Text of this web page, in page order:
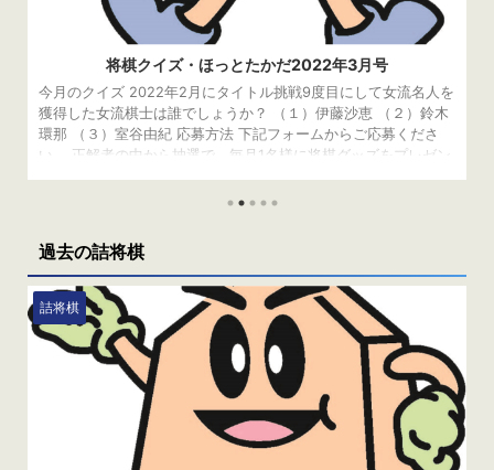
将棋クイズ・ほっとたかだ2022年3月号
今月のクイズ 2022年2月にタイトル挑戦9度目にして女流名人を
獲得した女流棋士は誰でしょうか？ （１）伊藤沙恵 （２）鈴木
環那 （３）室谷由紀 応募方法 下記フォームからご応募くださ
い。 正解者の中から抽選で、毎月1名様に将棋グッズをプレゼン
表は、発送をもってかえさせていただきます。 読み込んでいま
す。ちなみに、（１）加藤一二 ...
過去の詰将棋
詰将棋